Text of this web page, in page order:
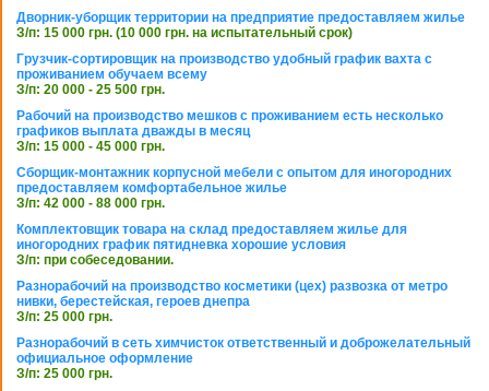
Дворник-уборщик территории на предприятие предоставляем жилье
З/п: 15 000 грн. (10 000 грн. на испытательный срок)
Грузчик-сортировщик на производство удобный график вахта с
проживанием обучаем всему
З/п: 20 000 - 25 500 грн.
Рабочий на производство мешков с проживанием есть несколько
графиков выплата дважды в месяц
З/п: 15 000 - 45 000 грн.
Сборщик-монтажник корпусной мебели с опытом для иногородних
предоставляем комфортабельное жилье
З/п: 42 000 - 88 000 грн.
Комплектовщик товара на склад предоставляем жилье для
иногородних график пятидневка хорошие условия
З/п: при собеседовании.
Разнорабочий на производство косметики (цех) развозка от метро
нивки, берестейская, героев днепра
З/п: 25 000 грн.
Разнорабочий в сеть химчисток ответственный и доброжелательный
официальное оформление
З/п: 25 000 грн.